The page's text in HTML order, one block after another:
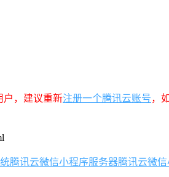
户，建议重新注册一个腾讯云账号，
腾讯云微信小程序服务器腾讯云微